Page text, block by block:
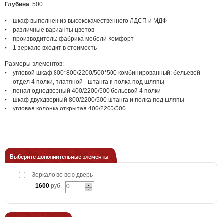
Глубина: 500
шкаф выполнен из высококачественного ЛДСП и МДФ
различные варианты цветов
производитель: фабрика мебели Комфорт
1 зеркало входит в стоимость
Размеры элементов:
угловой шкаф 800*800/2200/500*500 комбинированный: бельевой
отдел 4 полки, платяной - штанга и полка под шляпы
пенал однодверный 400/2200/500 бельевой 4 полки
шкаф двухдверный 800/2200/500 штанга и полка под шляпы
угловая колонка открытая 400/2200/500
Выберите дополнительные элементы
Зеркало во всю дверь
1600 руб.